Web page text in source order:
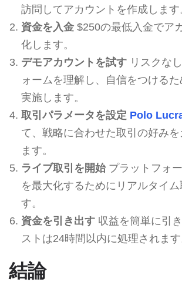
訪問してアカウントを作成します
資金を入金$250の最低入金でア
化します。
デモアカウントを試すリスクな
ォームを理解し、自信をつける
実施します。
取引パラメータを設定 Polo
て、戦略に合わせた取引の好み
ます。
ライブ取引を開始プラットフォ
を最大化するためにリアルタイ
す。
資金を引き出す収益を簡単に引
ストは24時間以内に処理されます
結論